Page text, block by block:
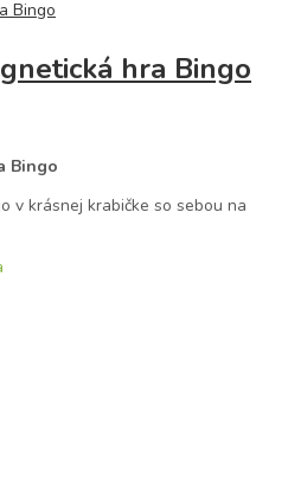
hra Bingo
Bingo
v krásnej krabičke so sebou na